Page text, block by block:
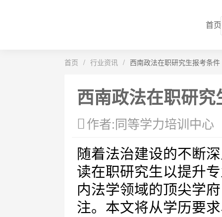
首页
首页 / 行业资讯 / 西南政法在职研究生报考条件
西南政法在职研究
作者:同等学力培训中心
随着法治建设的不断
读在职研究生以提升
内法学领域的顶尖学
注。本文将从学历要